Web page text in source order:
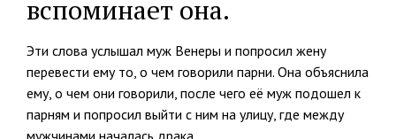
вспоминает она.
Эти слова услышал муж Венеры и попросил жену
перевести ему то, о чем говорили парни. Она объяснила
ему, о чем они говорили, после чего её муж подошел к
парням и попросил выйти с ним на улицу, где между